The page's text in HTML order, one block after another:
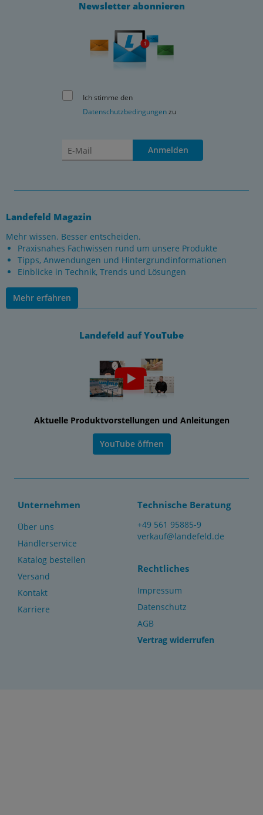
Newsletter abonnieren
Ich stimme den
Datenschutzbedingungenzu
Anmelden
Landefeld Magazin
Mehr wissen. Besser entscheiden.
Praxisnahes Fachwissen rund um unsere Produkte
Tipps, Anwendungen und Hintergrundinformationen
Einblicke in Technik, Trends und Lösungen
Mehr erfahren
Landefeld auf YouTube
Aktuelle Produktvorstellungen und Anleitungen
YouTube öffnen
Unternehmen
Über uns
Händlerservice
Katalog bestellen
Versand
Kontakt
Karriere
Technische Beratung
+49 561 95885-9
verkauf@landefeld.de
Rechtliches
Impressum
Datenschutz
AGB
Vertrag widerrufen